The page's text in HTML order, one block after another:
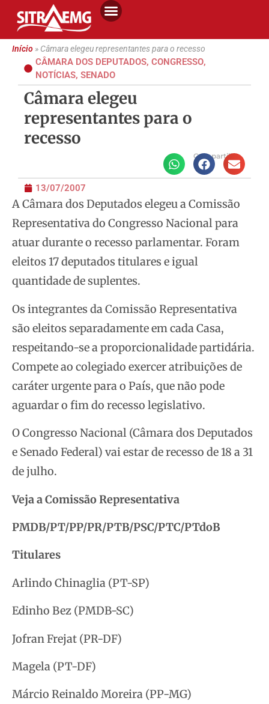
Início» Câmara elegeu representantes para o recesso
CÂMARA DOS DEPUTADOS, CONGRESSO,
NOTÍCIAS, SENADO
Câmara elegeu
representantes para o
recesso
Compartilhe
13/07/2007
A Câmara dos Deputados elegeu a Comissão
Representativa do Congresso Nacional para
atuar durante o recesso parlamentar. Foram
eleitos 17 deputados titulares e igual
quantidade de suplentes.
Os integrantes da Comissão Representativa
são eleitos separadamente em cada Casa,
respeitando-se a proporcionalidade partidária.
Compete ao colegiado exercer atribuições de
caráter urgente para o País, que não pode
aguardar o fim do recesso legislativo.
O Congresso Nacional (Câmara dos Deputados
e Senado Federal) vai estar de recesso de 18 a 31
de julho.
Veja a Comissão Representativa
PMDB/PT/PP/PR/PTB/PSC/PTC/PTdoB
Titulares
Arlindo Chinaglia (PT-SP)
Edinho Bez (PMDB-SC)
Jofran Frejat (PR-DF)
Magela (PT-DF)
Márcio Reinaldo Moreira (PP-MG)